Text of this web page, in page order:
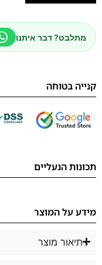
מתלבט? דבר איתנו
קנייה בטוחה
תכונות הנעליים
מידע על המוצר
תיאור מוצר